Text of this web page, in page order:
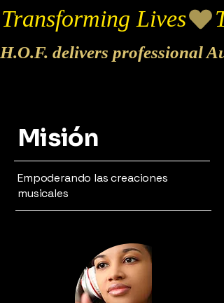
Transforming Lives
H.O.F. delivers professional
Misión
Empoderando las creaciones
musicales